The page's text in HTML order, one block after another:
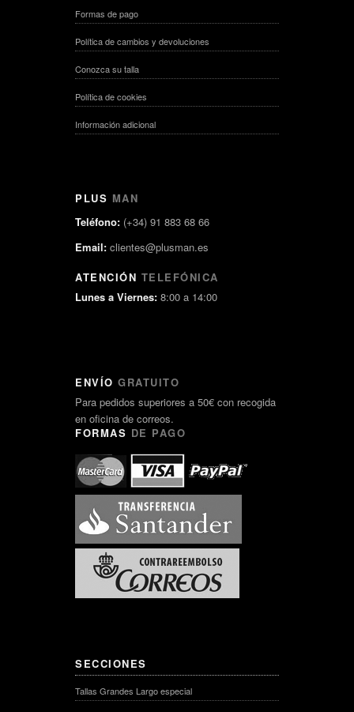
Formas de pago
Política de cambios y devoluciones
Conozca su talla
Política de cookies
Información adicional
PLUS MAN
Teléfono: (+34) 91 883 68 66
Email: clientes@plusman.es
ATENCIÓN TELEFÓNICA
Lunes a Viernes: 8:00 a 14:00
ENVÍO GRATUITO
Para pedidos superiores a 50€ con recogida
en oficina de correos.
FORMAS DE PAGO
SECCIONES
Tallas Grandes Largo especial